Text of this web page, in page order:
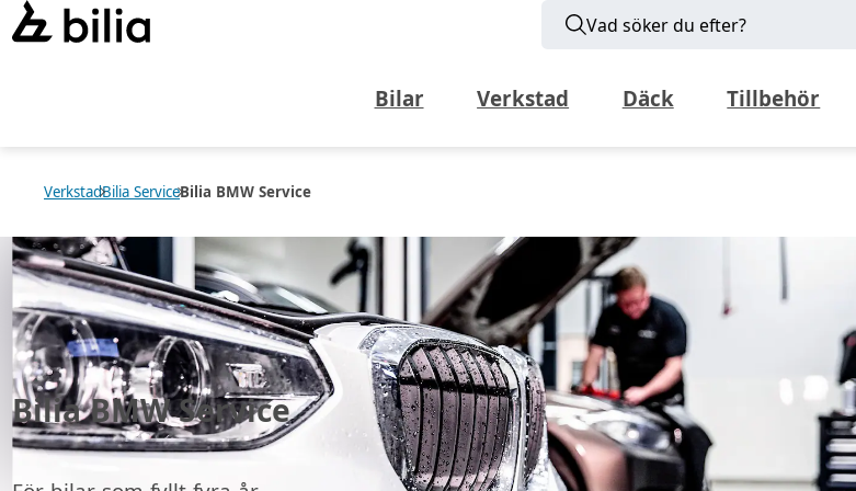
Vad söker du efter?
Bilar Verkstad Däck Tillbehör
VerkstadBilia ServiceBilia BMW Service
Bilia BMW Service